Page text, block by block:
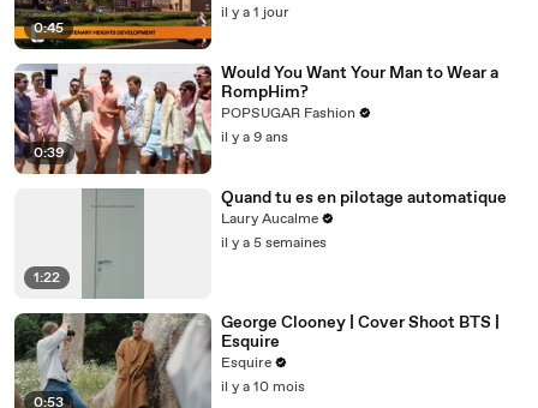
0:45
il y a 1 jour
0:39
Would You Want Your Man to Wear a
RompHim?
POPSUGAR Fashion
il y a 9 ans
1:22
Quand tu es en pilotage automatique
Laury Aucalme
il y a 5 semaines
0:53
George Clooney | Cover Shoot BTS |
Esquire
Esquire
il y a 10 mois